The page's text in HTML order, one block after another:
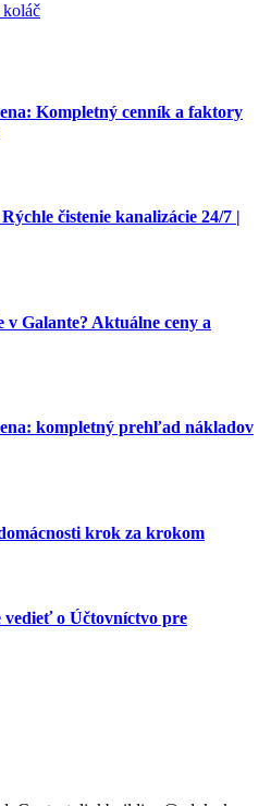
Kompletný cenník a faktory
čistenie kanalizácie 24/7 |
Galante? Aktuálne ceny a
kompletný prehľad nákladov
krok za krokom
vedieť o Účtovníctvo pre